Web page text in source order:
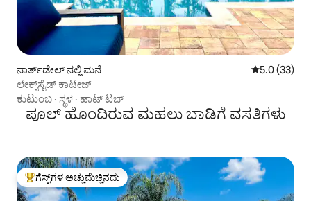
ನಾರ್ತ್‌ಡೇಲ್ ನಲ್ಲಿ ಮನೆ 5 ರಲ್ಲಿ 5.0
5.0 (33)
ಲೇಕ್ಸ್‌ಸೈಡ್ ಕಾಟೇಜ್
ಕುಟುಂಬ · ಸ್ಥಳ · ಹಾಟ್ ಟಬ್
ಪೂಲ್ ಹೊಂದಿರುವ ಮಹಲು ಬಾಡಿಗೆ ವಸತಿಗಳು
ಗೆಸ್ಟ್‌ಗಳಿಗೆ ಅತಿ ಹೆಚ್ಚು ಅಚ್ಚುಮೆಚ್ಚಿನದು
ಗೆಸ್ಟ್‌ಗಳ ಅಚ್ಚುಮೆಚ್ಚಿನದು